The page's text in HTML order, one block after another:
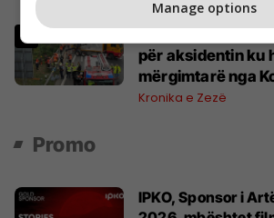
Mediat gjermane
për aksidentin ku
mërgimtarë nga
Ferizajt
Kronika e Zezë
Promo
IPKO, Sponsor i
Manage options